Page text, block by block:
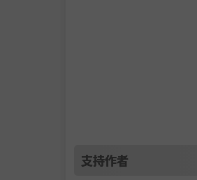
支持作者